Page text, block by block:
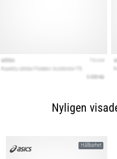
Nyligen
Hållbarhet